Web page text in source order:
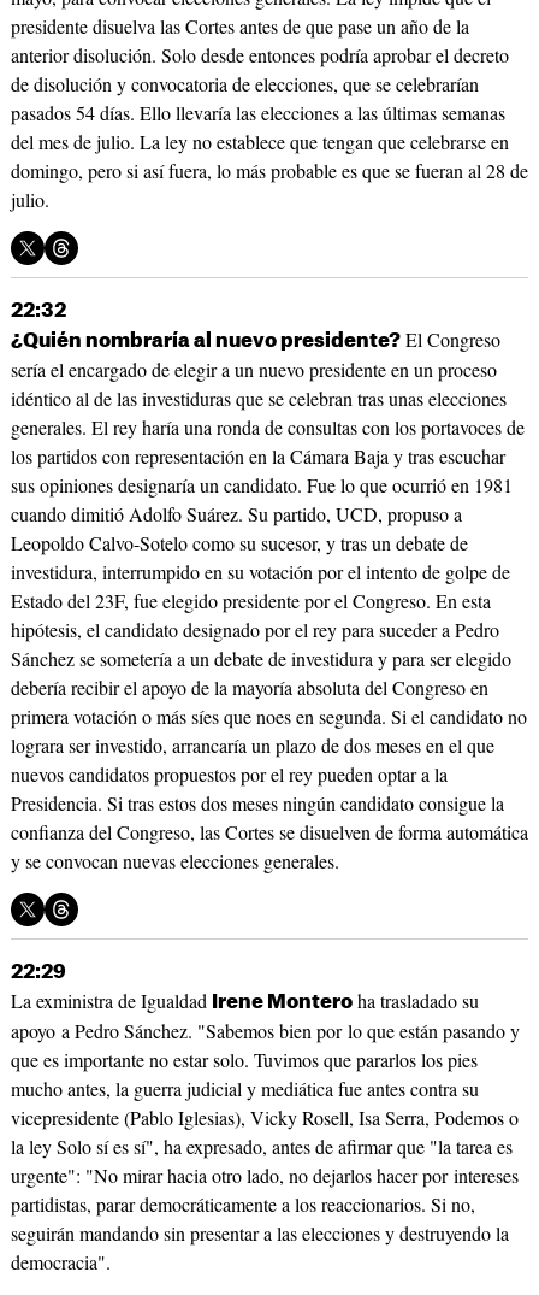
presidente disuelva las Cortes antes de que pase un año de la
anterior disolución. Solo desde entonces podría aprobar el decreto
de disolución y convocatoria de elecciones, que se celebrarían
pasados 54 días. Ello llevaría las elecciones a las últimas semanas
del mes de julio. La ley no establece que tengan que celebrarse en
domingo, pero si así fuera, lo más probable es que se fueran al 28 de
julio.
22:32
¿Quién nombraría al nuevo presidente?El Congreso
sería el encargado de elegir a un nuevo presidente en un proceso
idéntico al de las investiduras que se celebran tras unas elecciones
generales. El rey haría una ronda de consultas con los portavoces de
los partidos con representación en la Cámara Baja y tras escuchar
sus opiniones designaría un candidato. Fue lo que ocurrió en 1981
cuando dimitió Adolfo Suárez. Su partido, UCD, propuso a
Leopoldo Calvo-Sotelo como su sucesor, y tras un debate de
investidura, interrumpido en su votación por el intento de golpe de
Estado del 23F, fue elegido presidente por el Congreso. En esta
hipótesis, el candidato designado por el rey para suceder a Pedro
Sánchez se sometería a un debate de investidura y para ser elegido
debería recibir el apoyo de la mayoría absoluta del Congreso en
primera votación o más síes que noes en segunda. Si el candidato no
lograra ser investido, arrancaría un plazo de dos meses en el que
nuevos candidatos propuestos por el rey pueden optar a la
Presidencia. Si tras estos dos meses ningún candidato consigue la
confianza del Congreso, las Cortes se disuelven de forma automática
y se convocan nuevas elecciones generales.
22:29
La exministra de Igualdad Irene Monteroha trasladado su
apoyo a Pedro Sánchez. "Sabemos bien por lo que están pasando y
que es importante no estar solo. Tuvimos que pararlos los pies
mucho antes, la guerra judicial y mediática fue antes contra su
vicepresidente (Pablo Iglesias), Vicky Rosell, Isa Serra, Podemos o
la ley Solo sí es sí", ha expresado, antes de afirmar que "la tarea es
urgente": "No mirar hacia otro lado, no dejarlos hacer por intereses
partidistas, parar democráticamente a los reaccionarios. Si no,
seguirán mandando sin presentar a las elecciones y destruyendo la
democracia".